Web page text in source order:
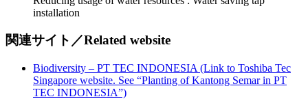
installation
関連サイト／Related website
Biodiversity – PT TEC INDONESIA (Link to Toshiba Tec
Singapore website. See “Planting of Kantong Semar in PT
TEC INDONESIA”)